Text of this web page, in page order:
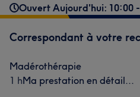
Ouvert Aujourd'hui: 10:00
Correspondant à votre
Madérothérapie
1 hMa prestation en détail...